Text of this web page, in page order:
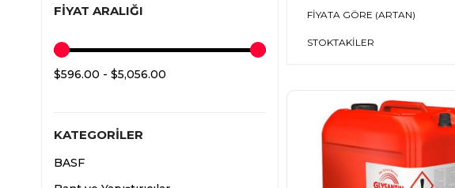
FIYAT ARALIĞI
$596.00 - $5,056.00
KATEGORILER
BASF
FIYATA GÖRE (ARTAN)
STOKTAKILER